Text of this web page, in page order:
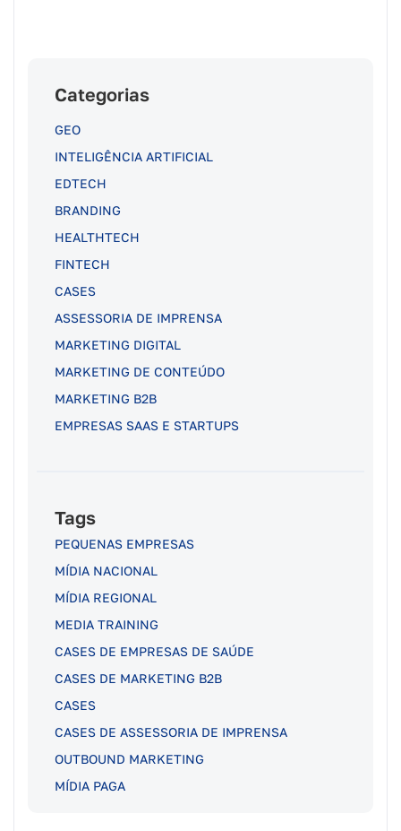
Categorias
GEO
INTELIGÊNCIA ARTIFICIAL
EDTECH
BRANDING
HEALTHTECH
FINTECH
CASES
ASSESSORIA DE IMPRENSA
MARKETING DIGITAL
MARKETING DE CONTEÚDO
MARKETING B2B
EMPRESAS SAAS E STARTUPS
Tags
PEQUENAS EMPRESAS
MÍDIA NACIONAL
MÍDIA REGIONAL
MEDIA TRAINING
CASES DE EMPRESAS DE SAÚDE
CASES DE MARKETING B2B
CASES
CASES DE ASSESSORIA DE IMPRENSA
OUTBOUND MARKETING
MÍDIA PAGA